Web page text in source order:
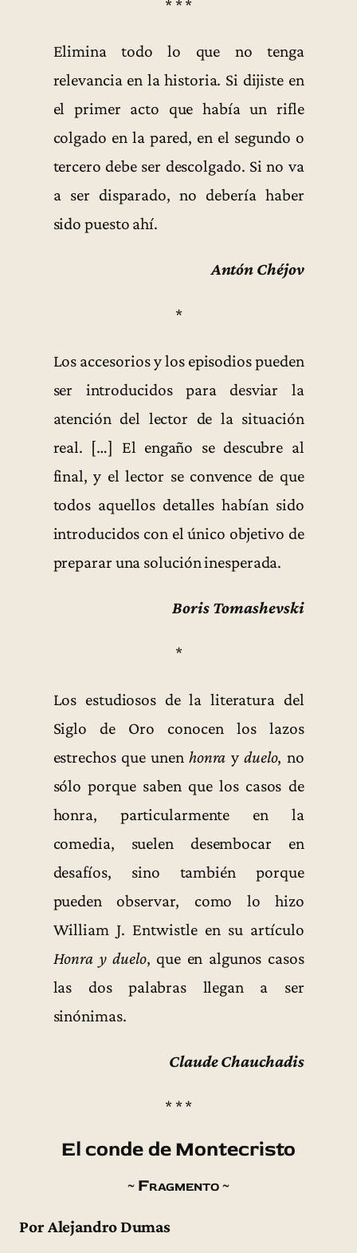
* * *
Elimina todo lo que no tenga
relevancia en la historia. Si dijiste en
el primer acto que había un rifle
colgado en la pared, en el segundo o
tercero debe ser descolgado. Si no va
a ser disparado, no debería haber
sido puesto ahí.
Antón Chéjov
*
Los accesorios y los episodios pueden
ser introducidos para desviar la
atención del lector de la situación
real. […] El engaño se descubre al
final, y el lector se convence de que
todos aquellos detalles habían sido
introducidos con el único objetivo de
preparar una solución inesperada.
Boris Tomashevski
*
Los estudiosos de la literatura del
Siglo de Oro conocen los lazos
estrechos que unen honra y duelo, no
sólo porque saben que los casos de
honra, particularmente en la
comedia, suelen desembocar en
desafíos, sino también porque
pueden observar, como lo hizo
William J. Entwistle en su artículo
Honra y duelo, que en algunos casos
las dos palabras llegan a ser
sinónimas.
Claude Chauchadis
* * *
El conde de Montecristo
~ Fragmento ~
Por Alejandro Dumas